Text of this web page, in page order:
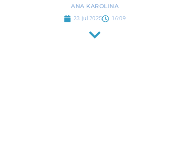
ANA KAROLINA
23 jul 2025 16:09